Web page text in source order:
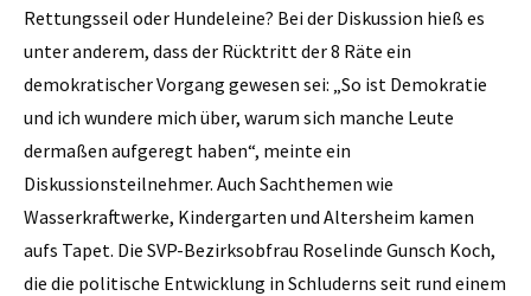
Rettungsseil oder Hundeleine? Bei der Diskussion hieß es
unter anderem, dass der Rücktritt der 8 Räte ein
demokratischer Vorgang gewesen sei: „So ist Demokratie
und ich wundere mich über, warum sich manche Leute
dermaßen aufgeregt haben“, meinte ein
Diskussionsteilnehmer. Auch Sachthemen wie
Wasserkraftwerke, Kindergarten und Altersheim kamen
aufs Tapet. Die SVP-Bezirksobfrau Roselinde Gunsch Koch,
die die politische Entwicklung in Schluderns seit rund einem